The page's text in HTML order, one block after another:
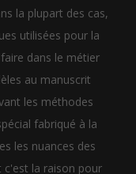
la plupart des cas,
utilisées pour la
dans le métier
au manuscrit
les méthodes
fabriqué à la
les nuances des
c'est la raison pour